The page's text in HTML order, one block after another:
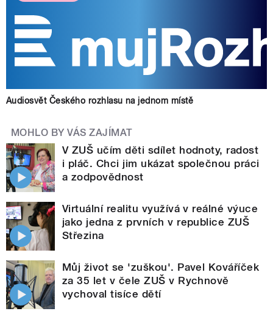
Audiosvět Českého rozhlasu na jednom místě
MOHLO BY VÁS ZAJÍMAT
V ZUŠ učím děti sdílet hodnoty, radost
i pláč. Chci jim ukázat společnou práci
a zodpovědnost
Virtuální realitu využívá v reálné výuce
jako jedna z prvních v republice ZUŠ
Střezina
Můj život se 'zuškou'. Pavel Kováříček
za 35 let v čele ZUŠ v Rychnově
vychoval tisíce dětí